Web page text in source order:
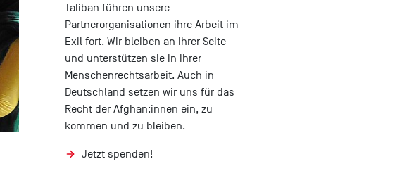
Taliban führen unsere
Partnerorganisationen ihre Arbeit im
Exil fort. Wir bleiben an ihrer Seite
und unterstützen sie in ihrer
Menschenrechtsarbeit. Auch in
Deutschland setzen wir uns für das
Recht der Afghan:innen ein, zu
kommen und zu bleiben.
Jetzt spenden!